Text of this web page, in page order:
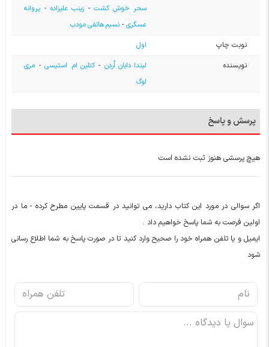
سحر خوش کشت-زینب علیزاده- پروانه
عسگری- نسیم هاتفی مودب
نوبت چاپ
اول
نویسنده
لیندا دایان اُردِن - کتلین ام. استیسی - مری
لوگ
پرسش و پاسخ
هیچ پرسشی هنوز ثبت نشده است
اگر سوالی در مورد این کتاب دارید، می توانید در قسمت پایین مطرح کرده - ما در
اولین فرصت به شما پاسخ خواهیم داد .
ایمیل و یا تلفن همراه خود را صحیح وارد کنید تا در صورت پاسخ به شما اطلاع رسانی
شود